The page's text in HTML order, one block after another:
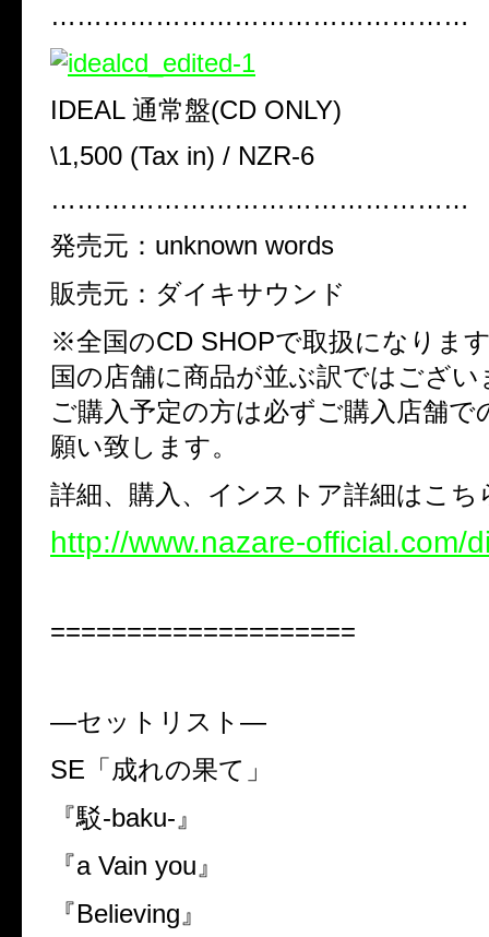
…………………………………………
IDEAL 通常盤(CD ONLY)
\1,500 (Tax in) / NZR-6
…………………………………………
発売元： unknown words
販売元：ダイキサウンド
※全国のCD SHOPで取扱になりま
国の店舗に商品が並ぶ訳ではござ
ご購入予定の方は必ずご購入店舗で
願い致します。
詳細、購入、インストア詳細はこち
http://www.nazare-official.com/
====================
―セットリスト―
SE 「成れの果て」
『駁-baku- 』
『a Vain you 』
『Believing 』